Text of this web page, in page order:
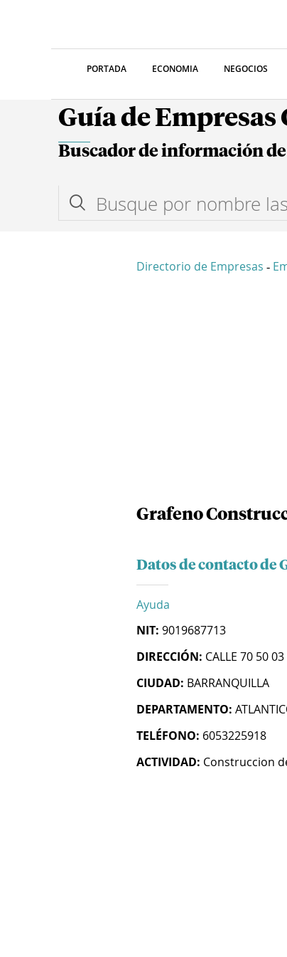
PORTADA ECONOMIA NEGOCIOS
Guía de
Buscador de información
Directorio de Empresas -
Grafeno
Datos de contacto de
Ayuda
NIT: 9019687713
DIRECCIÓN: CALLE 70 50 03
CIUDAD: BARRANQUILLA
DEPARTAMENTO:
TELÉFONO: 6053225918
ACTIVIDAD: Construccion